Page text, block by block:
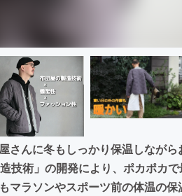
さんに冬もしっかり保温しなが
技術」の開発により、ポカポカ
マラソンやスポーツ前の体温の